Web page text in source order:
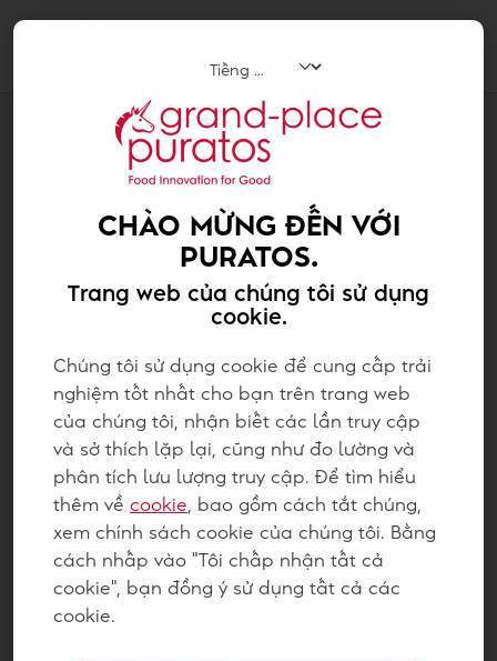
KẸO MARSHMALLOW HẠT TRÁI CÂY
CHÀO MỪNG ĐẾN VỚI
PURATOS.
Trang web của chúng tôi sử dụng
cookie.
Chúng tôi sử dụng cookie để cung cấp trải
nghiệm tốt nhất cho bạn trên trang web
của chúng tôi, nhận biết các lần truy cập
và sở thích lặp lại, cũng như đo lường và
phân tích lưu lượng truy cập. Để tìm hiểu
thêm về cookie, bao gồm cách tắt chúng,
xem chính sách cookie của chúng tôi. Bằng
cách nhấp vào "Tôi chấp nhận tất cả
cookie", bạn đồng ý sử dụng tất cả các
cookie.